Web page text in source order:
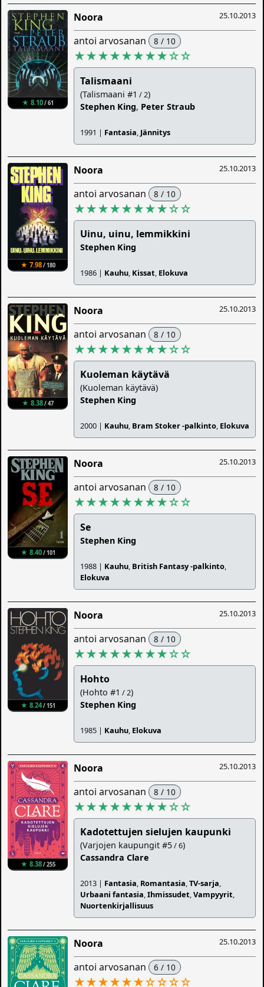
★ 8.10/ 61
25.10.2013
Noora
antoi arvosanan 8 / 10
★★★★★★★★☆☆
Talismaani
(Talismaani #1 / 2)
Stephen King, Peter Straub
1991 | Fantasia, Jännitys
★ 7.98/ 180
25.10.2013
Noora
antoi arvosanan 8 / 10
★★★★★★★★☆☆
Uinu, uinu, lemmikkini
Stephen King
1986 | Kauhu, Kissat, Elokuva
★ 8.38/ 47
25.10.2013
Noora
antoi arvosanan 8 / 10
★★★★★★★★☆☆
Kuoleman käytävä
(Kuoleman käytävä)
Stephen King
2000 | Kauhu, Bram Stoker -palkinto, Elokuva
★ 8.40/ 101
25.10.2013
Noora
antoi arvosanan 8 / 10
★★★★★★★★☆☆
Se
Stephen King
1988 | Kauhu, British Fantasy -palkinto,
Elokuva
★ 8.24/ 151
25.10.2013
Noora
antoi arvosanan 8 / 10
★★★★★★★★☆☆
Hohto
(Hohto #1 / 2)
Stephen King
1985 | Kauhu, Elokuva
★ 8.38/ 255
25.10.2013
Noora
antoi arvosanan 8 / 10
★★★★★★★★☆☆
Kadotettujen sielujen kaupunki
(Varjojen kaupungit #5/ 6)
Cassandra Clare
2013 | Fantasia, Romantasia,TV-sarja,
Urbaani fantasia,Ihmissudet,Vampyyrit,
Nuortenkirjallisuus
25.10.2013
Noora
antoi arvosanan 6 / 10
★★★★★★☆☆☆☆